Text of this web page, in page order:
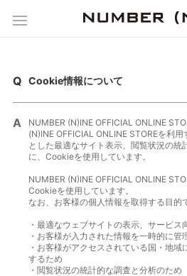
Cookie情報について
NUMBER (N)INE OFFICIAL ONLINE
(N)INE OFFICIAL ONLINE STOREを利
とした最適なサイト表示、閲覧状況の統
に、Cookieを使用しています。
NUMBER (N)INE OFFICIAL ONLINE
Cookieを使用しています。
なお、お客様の個人情報を取得する目的
・最適なウェブサイトの表示、サービス
・お客様が入力された情報を一時的に管
・お客様がアクセスされている国・地
するため
・閲覧状況の統計的な調査と分析のため